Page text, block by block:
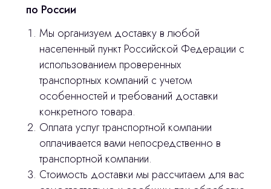
по России
Мы организуем доставку в любой
населенный пункт Российской Федерации с
использованием проверенных
транспортных компаний с учетом
особенностей и требований доставки
конкретного товара.
Оплата услуг транспортной компании
оплачивается вами непосредственно в
транспортной компании.
Стоимость доставки мы рассчитаем для вас
Остались вопросы
оставьте контакты, мы свяжемся и
ответим на все вопросы
© 2024 ЛС Дентал Групп